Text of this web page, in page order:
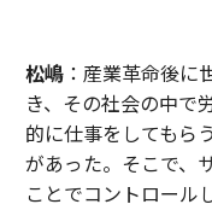
松嶋：産業革命後に
き、その社会の中で
的に仕事をしてもら
があった。そこで、
ことでコントロール